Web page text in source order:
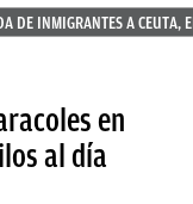
DE INMIGRANTES A CEUTA,
en
al día